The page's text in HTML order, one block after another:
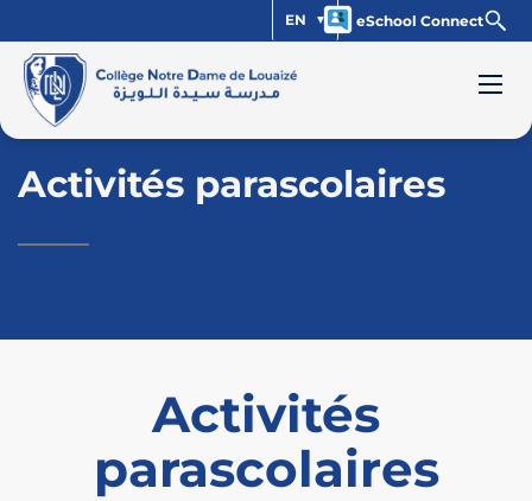
EN eSchool Connect
Activités parascolaires
Activités
parascolaires